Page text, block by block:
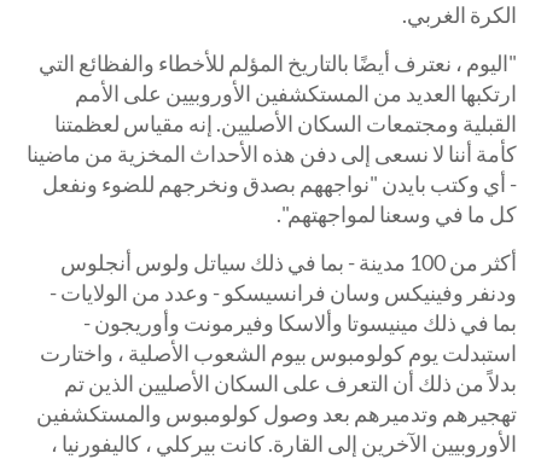
الكرة الغربي.
"اليوم ، نعترف أيضًا بالتاريخ المؤلم للأخطاء والفظائع التي
ارتكبها العديد من المستكشفين الأوروبيين على الأمم
القبلية ومجتمعات السكان الأصليين. إنه مقياس لعظمتنا
كأمة أننا لا نسعى إلى دفن هذه الأحداث المخزية من ماضينا
- أي وكتب بايدن "نواجههم بصدق ونخرجهم للضوء ونفعل
كل ما في وسعنا لمواجهتهم".
أكثر من 100 مدينة - بما في ذلك سياتل ولوس أنجلوس
ودنفر وفينيكس وسان فرانسيسكو - وعدد من الولايات -
بما في ذلك مينيسوتا وألاسكا وفيرمونت وأوريجون -
استبدلت يوم كولومبوس بيوم الشعوب الأصلية ، واختارت
بدلاً من ذلك أن التعرف على السكان الأصليين الذين تم
تهجيرهم وتدميرهم بعد وصول كولومبوس والمستكشفين
الأوروبيين الآخرين إلى القارة. كانت بيركلي ، كاليفورنيا ،